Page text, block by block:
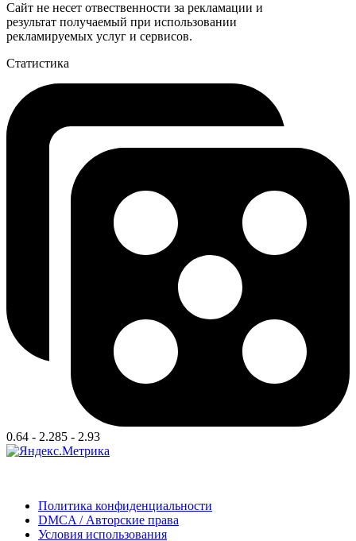
Сайт не несет отвественности за рекламации и
результат получаемый при использовании
рекламируемых услуг и сервисов.
Статистика
0.64 - 2.285 - 2.93
Политика конфиденциальности
DMCA / Авторские права
Условия использования